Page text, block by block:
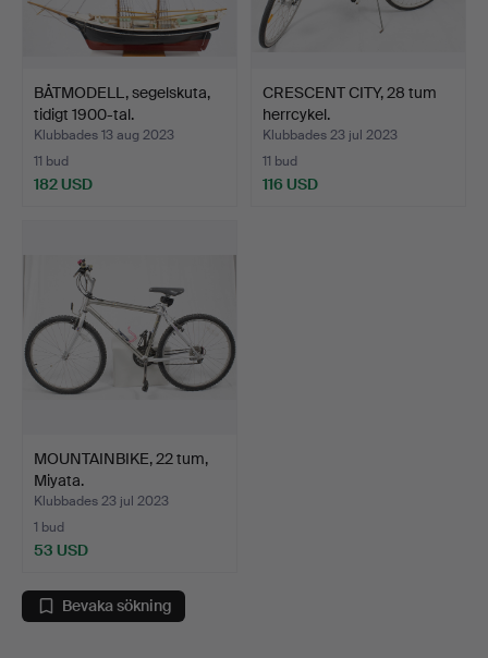
BÅTMODELL, segelskuta,
tidigt 1900-tal.
Klubbades 13 aug 2023
11 bud
182 USD
CRESCENT CITY, 28 tum
herrcykel.
Klubbades 23 jul 2023
11 bud
116 USD
MOUNTAINBIKE, 22 tum,
Miyata.
Klubbades 23 jul 2023
1 bud
53 USD
Bevaka sökning